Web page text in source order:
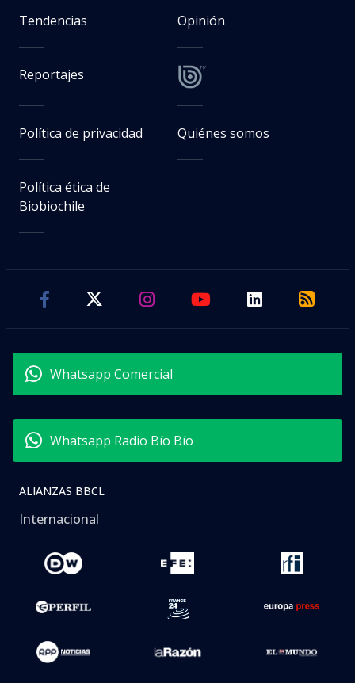
Tendencias Opinión
Reportajes
Política de privacidad Quiénes somos
Política ética de
Biobiochile
Whatsapp Comercial
Whatsapp Radio Bío Bío
ALIANZAS BBCL
Internacional